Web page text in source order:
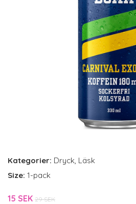
Kategorier: Dryck, Läsk
Size: 1-pack
15 SEK 29 SEK